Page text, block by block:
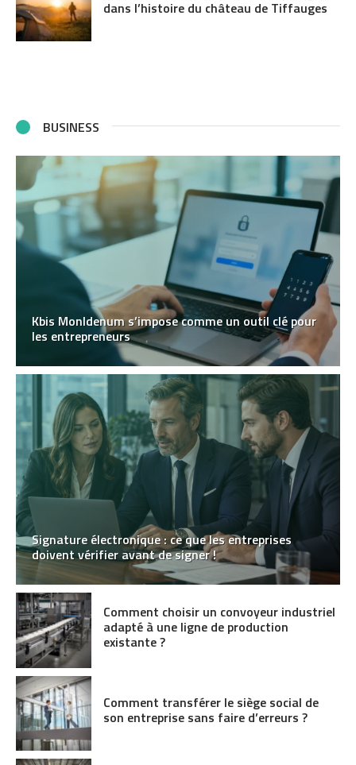
dans l’histoire du château de Tiffauges
BUSINESS
Kbis MonIdenum s’impose comme un outil clé pour
les entrepreneurs
Signature électronique : ce que les entreprises
doivent vérifier avant de signer !
Comment choisir un convoyeur industriel
adapté à une ligne de production
existante ?
Comment transférer le siège social de
son entreprise sans faire d’erreurs ?